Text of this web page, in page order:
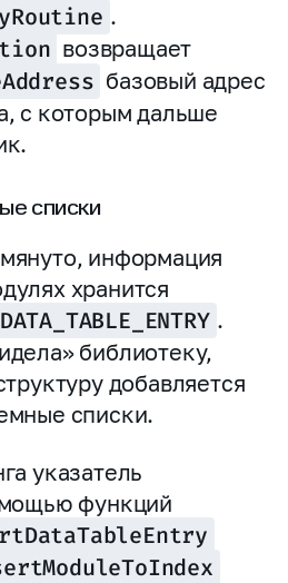
.
возвращает
базовый адрес
с которым дальше
списки
информация
хранится
.
библиотеку,
добавляется
списки.
указатель
функций